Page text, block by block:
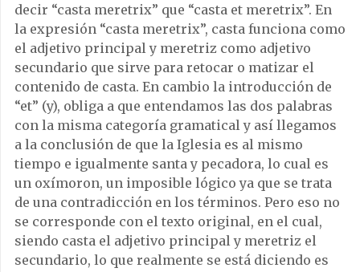
decir “casta meretrix” que “casta et meretrix”. En
la expresión “casta meretrix”, casta funciona como
el adjetivo principal y meretriz como adjetivo
secundario que sirve para retocar o matizar el
contenido de casta. En cambio la introducción de
“et” (y), obliga a que entendamos las dos palabras
con la misma categoría gramatical y así llegamos
a la conclusión de que la Iglesia es al mismo
tiempo e igualmente santa y pecadora, lo cual es
un oxímoron, un imposible lógico ya que se trata
de una contradicción en los términos. Pero eso no
se corresponde con el texto original, en el cual,
siendo casta el adjetivo principal y meretriz el
secundario, lo que realmente se está diciendo es